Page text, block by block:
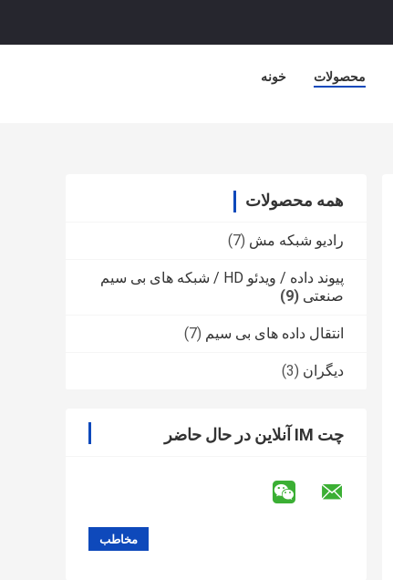
خونه محصولات
همه محصولات
رادیو شبکه مش (7)
پیوند داده / ویدئو HD / شبکه های بی سیم
صنعتی (9)
انتقال داده های بی سیم (7)
دیگران (3)
چت IM آنلاین در حال حاضر